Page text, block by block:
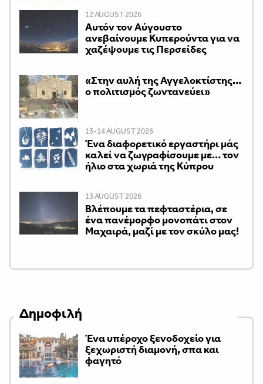
12 AUGUST 2026
Αυτόν τον Αύγουστο
ανεβαίνουμε Κυπερούντα για να
χαζέψουμε τις Περσείδες
«Στην αυλή της Αγγελοκτίστης…
ο πολιτισμός ζωντανεύει»
13-14 AUGUST 2026
Ένα διαφορετικό εργαστήρι μάς
καλεί να ζωγραφίσουμε με… τον
ήλιο στα χωριά της Κύπρου
13 AUGUST 2026
Βλέπουμε τα πεφταστέρια, σε
ένα πανέμορφο μονοπάτι στον
Μαχαιρά, μαζί με τον σκύλο μας!
Δημοφιλή
Ένα υπέροχο ξενοδοχείο για
ξεχωριστή διαμονή, σπα και
φαγητό